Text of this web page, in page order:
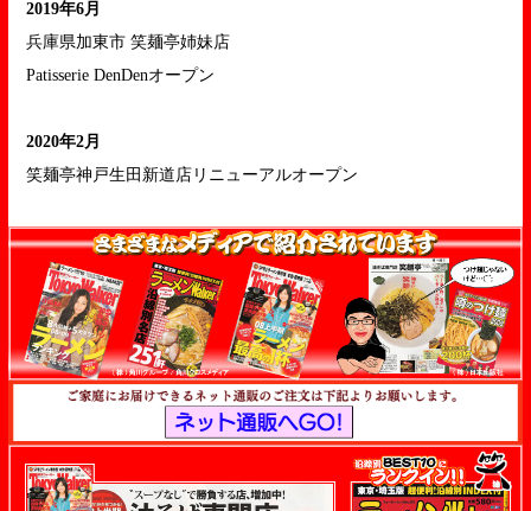
2019年6月
兵庫県加東市 笑麺亭姉妹店
Patisserie DenDenオープン
2020年2月
笑麺亭神戸生田新道店リニューアルオープン